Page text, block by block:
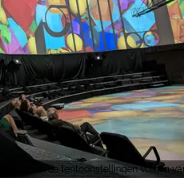
kunnen de tentoonstellingen volgen